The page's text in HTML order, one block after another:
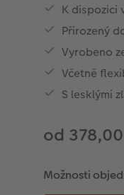
K dispozici
Přirozený
Vyrobeno
Včetně
S lesklými
od
Možnosti